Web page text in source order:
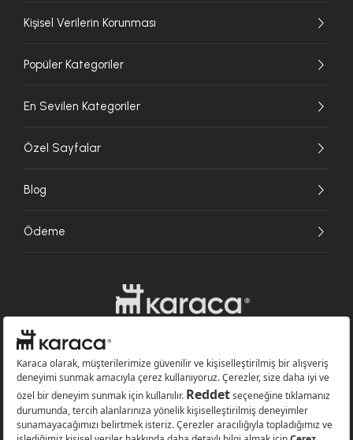
Kişisel Verilerin Korunması
Popüler Kategoriler
En Sevilen Kategoriler
Özel Sayfalar
Blog
Ödeme
Websitesinde kullanılan bazı görseller yapay zekâ (AI) ile üretilmiştir.